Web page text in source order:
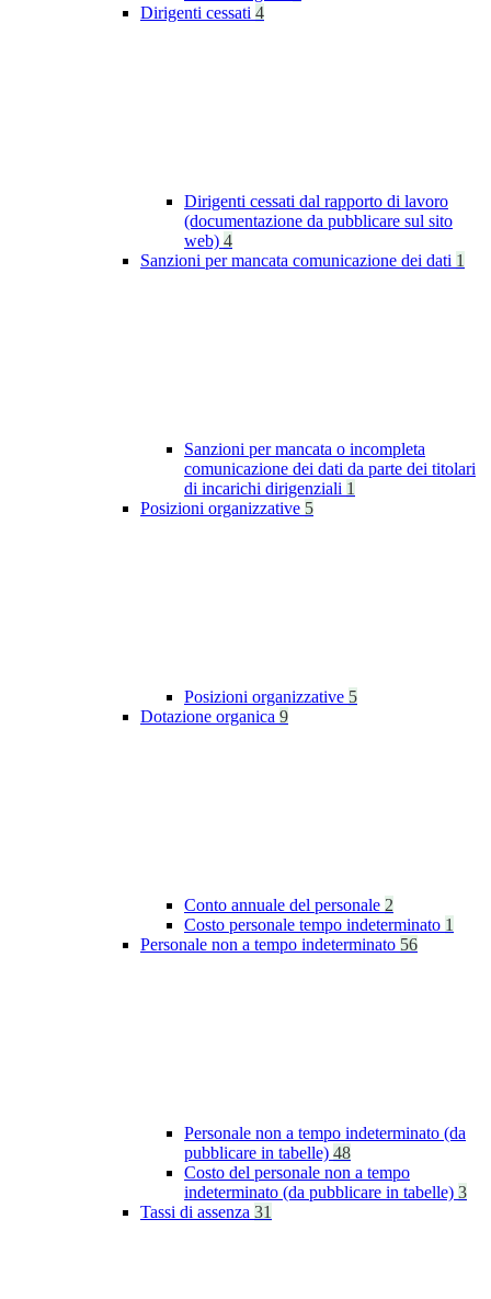
Dirigenti cessati 4
Dirigenti cessati dal rapporto di lavoro
(documentazione da pubblicare sul sito
web) 4
Sanzioni per mancata comunicazione dei dati 1
Sanzioni per mancata o incompleta
comunicazione dei dati da parte dei titolari
di incarichi dirigenziali 1
Posizioni organizzative 5
Posizioni organizzative 5
Dotazione organica 9
Conto annuale del personale 2
Costo personale tempo indeterminato 1
Personale non a tempo indeterminato 56
Personale non a tempo indeterminato (da
pubblicare in tabelle) 48
Costo del personale non a tempo
indeterminato (da pubblicare in tabelle) 3
Tassi di assenza 31